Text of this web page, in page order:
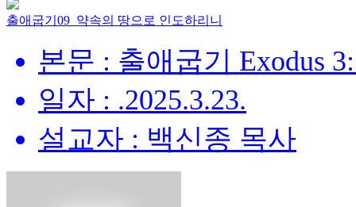
출애굽기09_약속의 땅으로 인도하리니
본문 : 출애굽기 Exodus
일자 : .2025.3.23.
설교자 : 백신종 목사